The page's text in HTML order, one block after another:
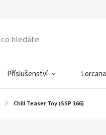
Příslušenství Lorcana
/ Chill Teaser Toy (SSP 166)